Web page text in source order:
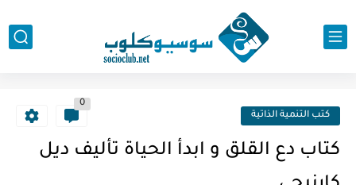
كتب التنمية الذاتية
0
كتاب دع القلق و ابدأ الحياة تأليف ديل